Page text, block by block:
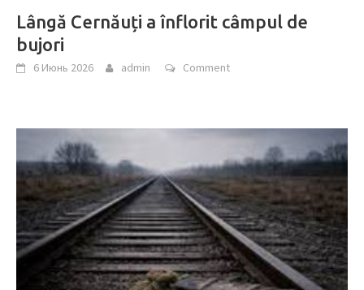
Lângă Cernăuți a înflorit câmpul de
bujori
6 Июнь 2026 admin Comment